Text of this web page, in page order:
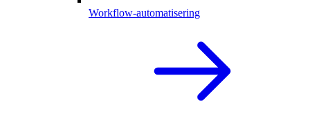
Workflow-automatisering